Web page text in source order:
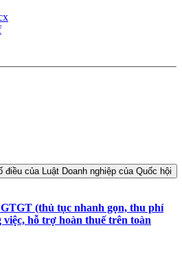
(thủ tục nhanh gọn, thu phí
hỗ trợ hoàn thuế trên toàn